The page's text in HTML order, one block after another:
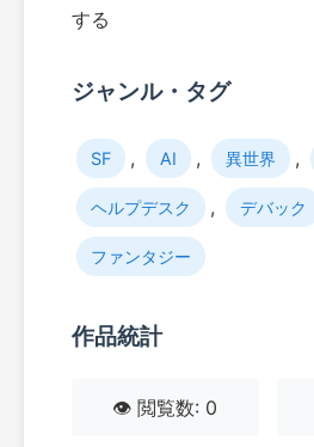
する
ジャンル・タグ
SF , AI , 異世界 ,
ヘルプデスク , デバック
ファンタジー
作品統計
👁️ 閲覧数: 0